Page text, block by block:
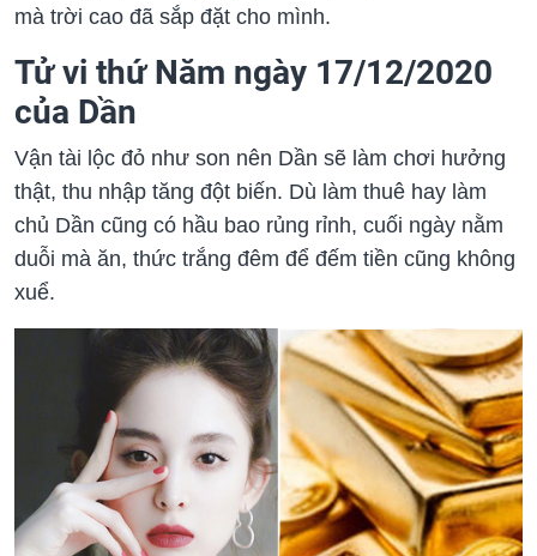
mà trời cao đã sắp đặt cho mình.
Tử vi thứ Năm ngày 17/12/2020
của Dần
Vận tài lộc đỏ như son nên Dần sẽ làm chơi hưởng
thật, thu nhập tăng đột biến. Dù làm thuê hay làm
chủ Dần cũng có hầu bao rủng rỉnh, cuối ngày nằm
duỗi mà ăn, thức trắng đêm để đếm tiền cũng không
xuể.